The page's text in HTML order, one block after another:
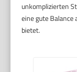
unkomplizierten
eine gute
bietet.